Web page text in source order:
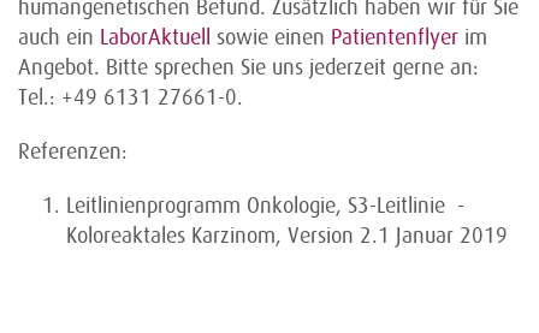
humangenetischen Befund. Zusätzlich haben wir für Sie
auch ein LaborAktuell sowie einen Patientenflyer im
Angebot. Bitte sprechen Sie uns jederzeit gerne an:
Tel.: +49 6131 27661-0.
Referenzen:
Leitlinienprogramm Onkologie, S3-Leitlinie -
Koloreaktales Karzinom, Version 2.1 Januar 2019